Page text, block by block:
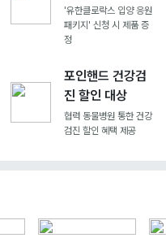
'유한클로락스 입양 응원
패키지' 신청 시 제품 증
정
포인핸드 건강검
진 할인 대상
협력 동물병원 통한 건강
검진 할인 혜택 제공